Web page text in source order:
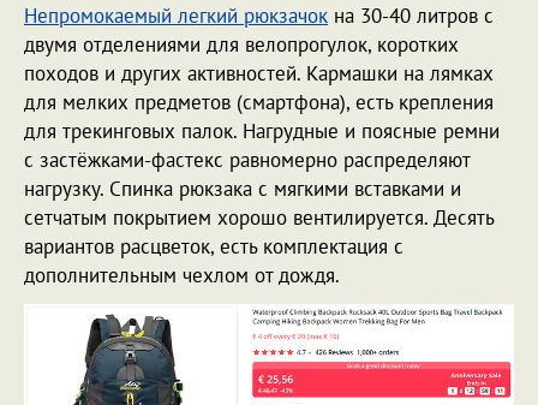
Непромокаемый легкий рюкзачок на 30-40 литров с
двумя отделениями для велопрогулок, коротких
походов и других активностей. Кармашки на лямках
для мелких предметов (смартфона), есть крепления
для трекинговых палок. Нагрудные и поясные ремни
с застёжками-фастекс равномерно распределяют
нагрузку. Спинка рюкзака с мягкими вставками и
сетчатым покрытием хорошо вентилируется. Десять
вариантов расцветок, есть комплектация с
дополнительным чехлом от дождя.